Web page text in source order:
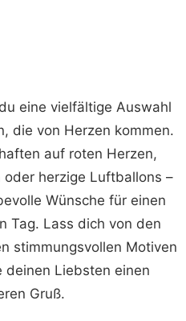
eine vielfältige Auswahl
die von Herzen kommen.
auf roten Herzen,
herzige Luftballons –
Wünsche für einen
Tag. Lass dich von den
stimmungsvollen Motiven
deinen Liebsten einen
Gruß.